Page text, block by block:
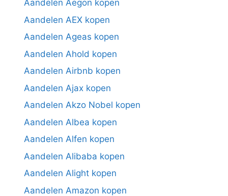
Aandelen Aegon kopen
Aandelen AEX kopen
Aandelen Ageas kopen
Aandelen Ahold kopen
Aandelen Airbnb kopen
Aandelen Ajax kopen
Aandelen Akzo Nobel kopen
Aandelen Albea kopen
Aandelen Alfen kopen
Aandelen Alibaba kopen
Aandelen Alight kopen
Aandelen Amazon kopen